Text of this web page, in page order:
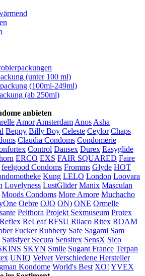
(unter 100 ml)
(100ml-249ml)
(ab 250ml)
anbieten
Amor Amsterdam Anos Asha
Beppy Billy Boy Celeste Ceylor Chaps
Claudia Condoms Condomerie
Control Dansex Durex Easyglide
ERCO EXS FAIR SQUARED Faire
feelgood Condoms Fromms Glyde HOT
Kung LELO London Loovara
Lovelyness LustGlider Manix Masculan
Moods Condoms More Amore Muchacho
Oebre OJO ON) ONE Ormelle
Peithora Projekt Sexmuseum Protex
Reflex ReLeaf RFSU Rilaco Ritex ROAM
Fucker Rubbery Safe Sagami Sam
Satisfyer Secura Sensitex SensX Sico
SKYN Smile Sugant France Terpan
UNIQ Velvet Verschiedene Hersteller
Kondome World's Best XO! YVEX